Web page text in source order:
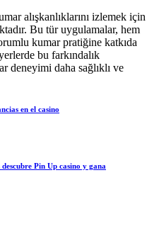
alışkanlıklarını izlemek için
Bu tür uygulamalar, hem
kumar pratiğine katkıda
bu farkındalık
deneyimi daha sağlıklı ve
en el casino
Pin Up casino y gana